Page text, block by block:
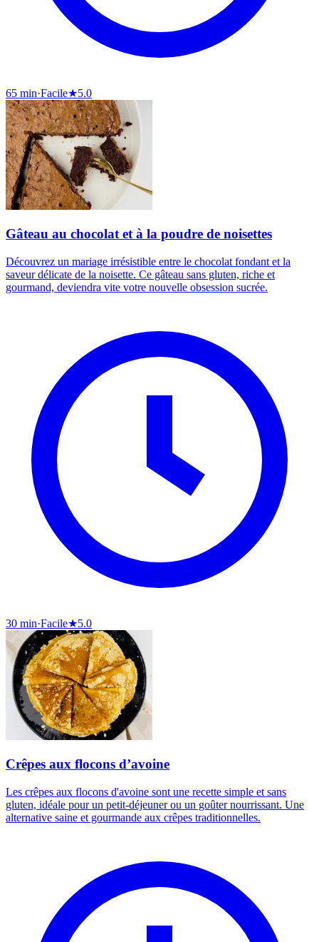
65 min·Facile★5.0
Gâteau au chocolat et à la poudre de noisettes
Découvrez un mariage irrésistible entre le chocolat fondant et la
saveur délicate de la noisette. Ce gâteau sans gluten, riche et
gourmand, deviendra vite votre nouvelle obsession sucrée.
30 min·Facile★5.0
Crêpes aux flocons d’avoine
Les crêpes aux flocons d'avoine sont une recette simple et sans
gluten, idéale pour un petit-déjeuner ou un goûter nourrissant. Une
alternative saine et gourmande aux crêpes traditionnelles.